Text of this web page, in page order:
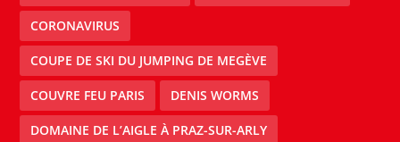
CORONAVIRUS
COUPE DE SKI DU JUMPING DE MEGÈVE
COUVRE FEU PARIS DENIS WORMS
DOMAINE DE L’AIGLE À PRAZ-SUR-ARLY